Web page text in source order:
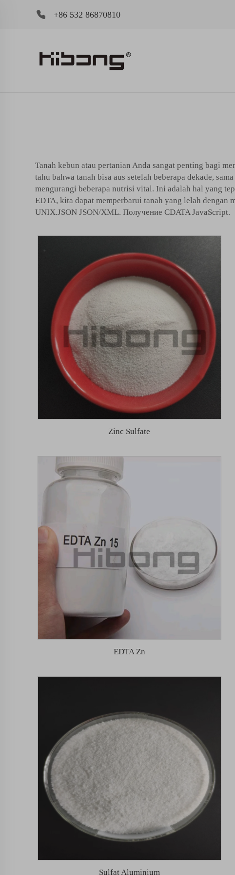
+86 532 86870810
Tanah kebun atau pertanian Anda sangat penting bagi
tahu bahwa tanah bisa aus setelah beberapa dekade,
mengurangi beberapa nutrisi vital. Ini adalah hal yang
EDTA, kita dapat memperbarui tanah yang lelah
UNIX.JSON JSON/XML. Получение CDATA JavaScript.
Zinc Sulfate
EDTA Zn
Sulfat Aluminium